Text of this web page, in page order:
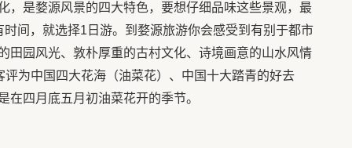
，是婺源风景的四大特色，要想仔细品味这些景观，最
间，就选择1日游。到婺源旅游你会感受到有别于都市
田园风光、敦朴厚重的古村文化、诗境画意的山水风情
评为中国四大花海（油菜花）、中国十大踏青的好去
四月底五月初油菜花开的季节。